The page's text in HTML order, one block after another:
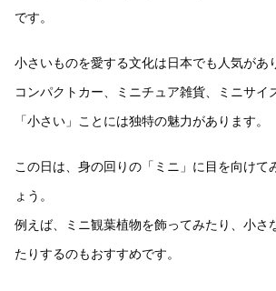
です。
小さいものを愛する文化は日本でも人気があ
コンパクトカー、ミニチュア雑貨、ミニサイ
「小さい」ことには独特の魅力があります。
この日は、身の回りの「ミニ」に目を向けて
ょう。
例えば、ミニ観葉植物を飾ってみたり、小さ
たりするのもおすすめです。